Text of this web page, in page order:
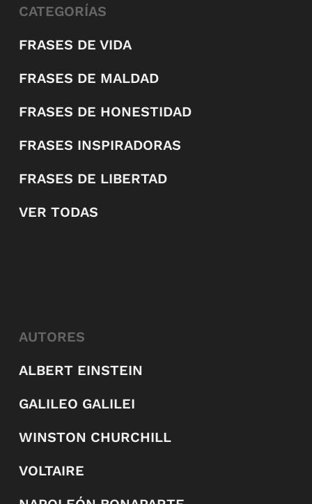
CATEGORÍAS
FRASES DE VIDA
FRASES DE MALDAD
FRASES DE HONESTIDAD
FRASES INSPIRADORAS
FRASES DE LIBERTAD
VER TODAS
AUTORES
ALBERT EINSTEIN
GALILEO GALILEI
WINSTON CHURCHILL
VOLTAIRE